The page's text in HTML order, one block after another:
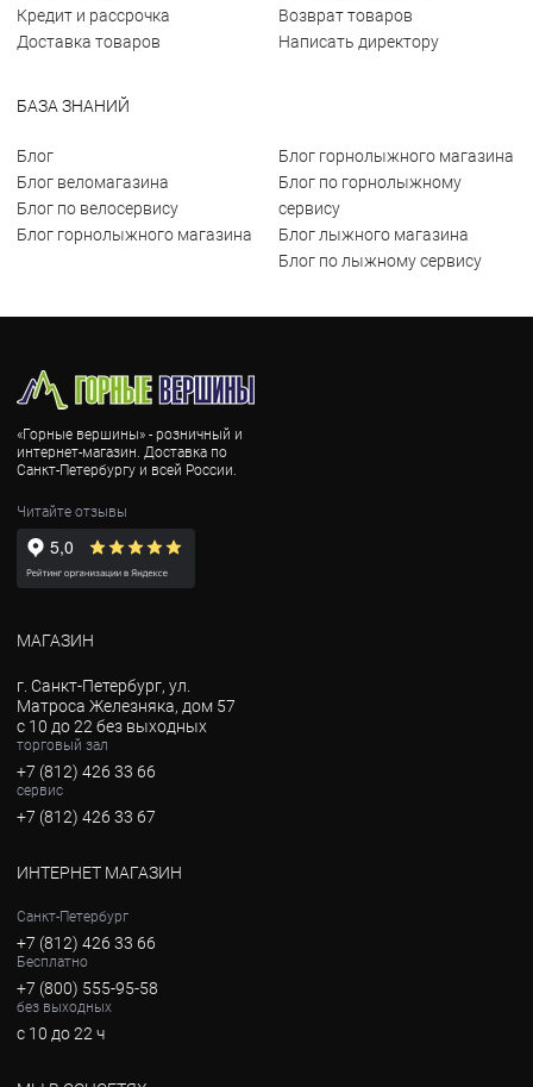
Кредит и рассрочка
Доставка товаров
Возврат товаров
Написать директору
БАЗА ЗНАНИЙ
Блог
Блог веломагазина
Блог по велосервису
Блог горнолыжного магазина
Блог горнолыжного магазина
Блог по горнолыжному
сервису
Блог лыжного магазина
Блог по лыжному сервису
«Горные вершины» - розничный и
интернет-магазин. Доставка по
Санкт-Петербургу и всей России.
Читайте отзывы
МАГАЗИН
г. Санкт-Петербург, ул.
Матроса Железняка, дом 57
с 10 до 22 без выходных
торговый зал
+7 (812) 426 33 66
сервис
+7 (812) 426 33 67
ИНТЕРНЕТ МАГАЗИН
Санкт-Петербург
+7 (812) 426 33 66
Бесплатно
+7 (800) 555-95-58
без выходных
с 10 до 22 ч